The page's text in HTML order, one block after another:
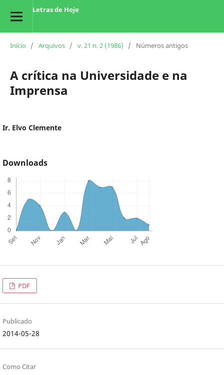
Letras de Hoje
Início / Arquivos / v. 21 n. 2 (1986) / Números antigos
A crítica na Universidade e na
Imprensa
Ir. Elvo Clemente
Downloads
PDF
Publicado
2014-05-28
Como Citar